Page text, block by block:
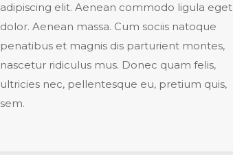
adipiscing elit. Aenean commodo ligula eget
dolor. Aenean massa. Cum sociis natoque
penatibus et magnis dis parturient montes,
nascetur ridiculus mus. Donec quam felis,
ultricies nec, pellentesque eu, pretium quis,
sem.